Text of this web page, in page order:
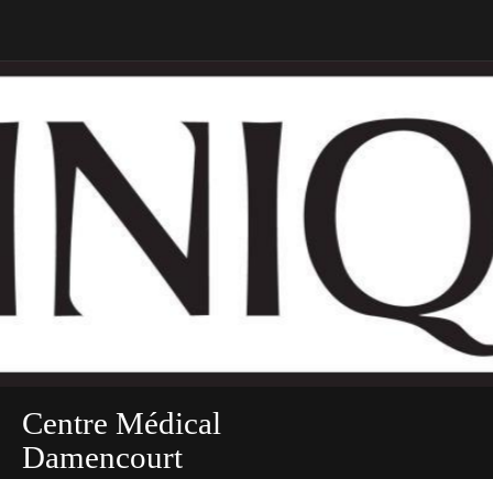
Centre Médical
Damencourt